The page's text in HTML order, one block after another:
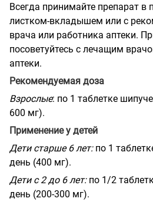
Всегда принимайте препарат в
листком-вкладышем или с
врача или работника аптеки.
посоветуйтесь с лечащим
аптеки.
Рекомендуемая доза
Взрослые: по 1 таблетке
600 мг).
Применение у детей
Дети старше 6 лет:по 1
день (400 мг).
Дети с 2 до 6 лет:по 1/2
день (200-300 мг).